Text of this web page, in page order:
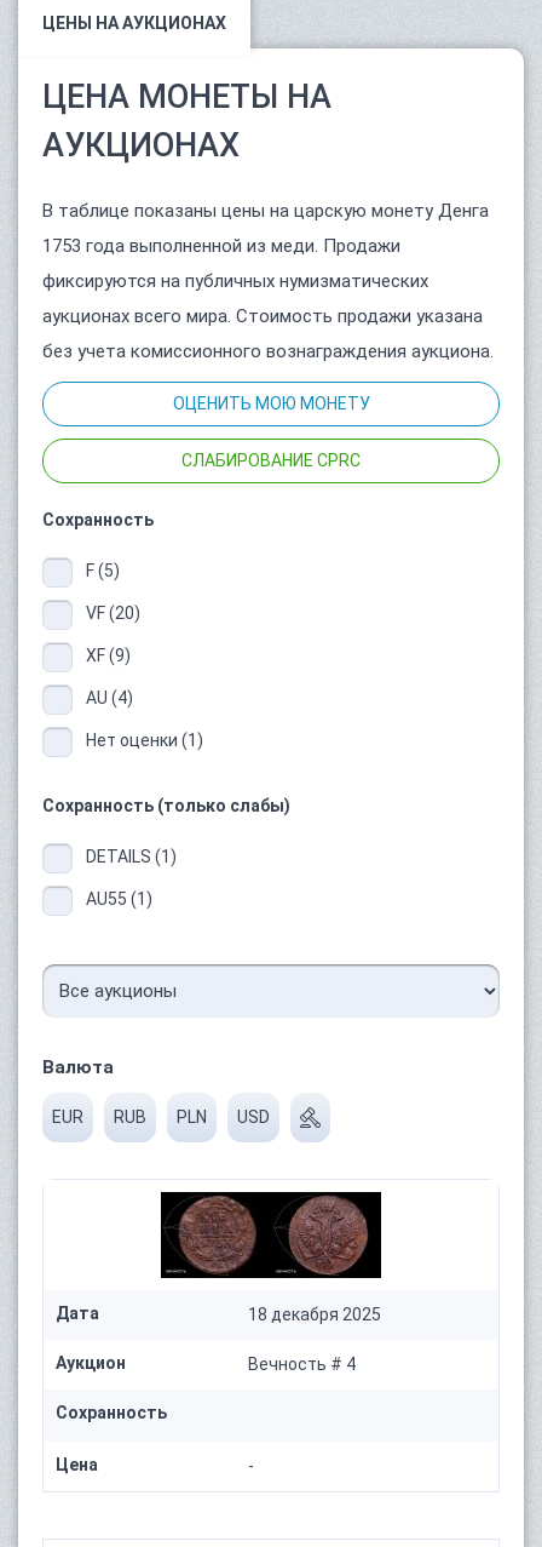
ЦЕНЫ НА АУКЦИОНАХ
ЦЕНА МОНЕТЫ НА
АУКЦИОНАХ
В таблице показаны цены на царскую монету Денга
1753 года выполненной из меди. Продажи
фиксируются на публичных нумизматических
аукционах всего мира. Стоимость продажи указана
без учета комиссионного вознаграждения аукциона.
ОЦЕНИТЬ МОЮ МОНЕТУ
СЛАБИРОВАНИЕ CPRC
Сохранность
F (5)
VF (20)
XF (9)
AU (4)
Нет оценки (1)
Сохранность (только слабы)
DETAILS (1)
AU55 (1)
Валюта
EUR RUB PLN USD
Дата 18 декабря 2025
Аукцион Вечность # 4
Сохранность
Цена -